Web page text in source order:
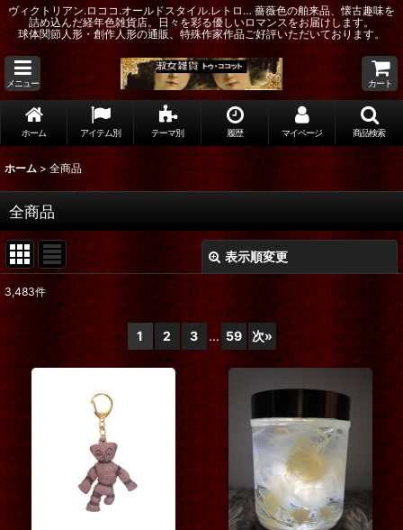
ヴィクトリアン.ロココ.オールドスタイル.レトロ… 薔薇色の舶来品、懐古趣味を
詰め込んだ経年色雑貨店。日々を彩る優しいロマンスをお届けします。
球体関節人形・創作人形の通販、特殊作家作品ご好評いただいております。
メニュー カート
ホーム アイテム別 テーマ別 履歴 マイページ 商品検索
ホーム > 全商品
全商品
表示順変更
:
3,483件
1 2 3 ... 59 次»